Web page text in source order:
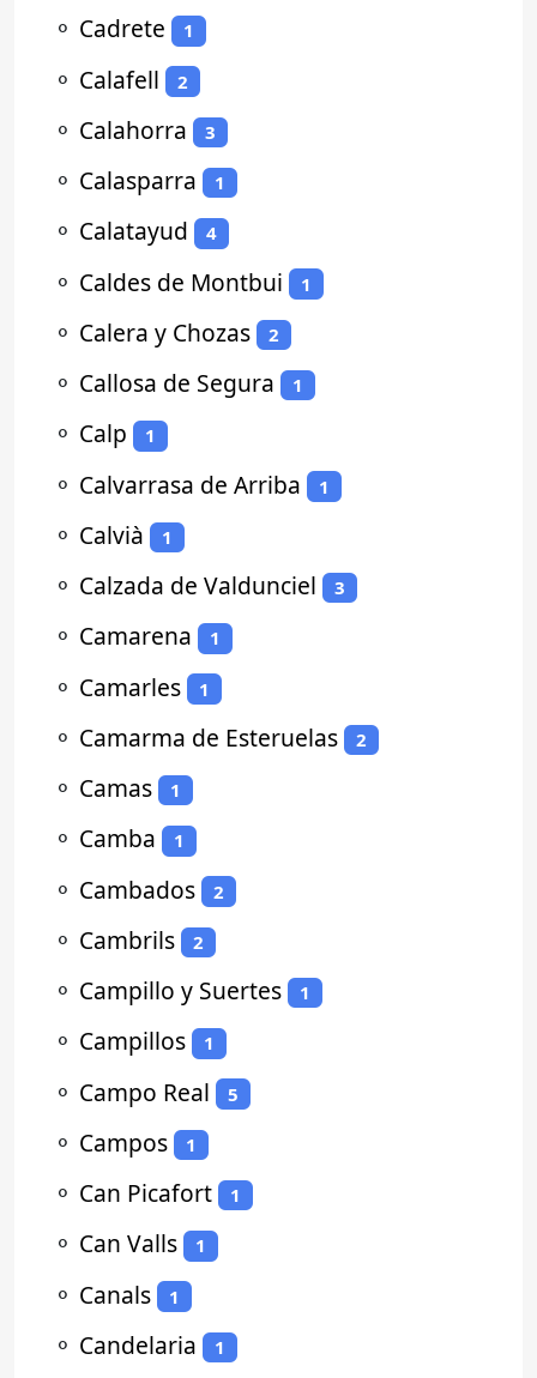
⚬ Cadrete 1
⚬ Calafell 2
⚬ Calahorra 3
⚬ Calasparra 1
⚬ Calatayud 4
⚬ Caldes de Montbui 1
⚬ Calera y Chozas 2
⚬ Callosa de Segura 1
⚬ Calp 1
⚬ Calvarrasa de Arriba 1
⚬ Calvià 1
⚬ Calzada de Valdunciel 3
⚬ Camarena 1
⚬ Camarles 1
⚬ Camarma de Esteruelas 2
⚬ Camas 1
⚬ Camba 1
⚬ Cambados 2
⚬ Cambrils 2
⚬ Campillo y Suertes 1
⚬ Campillos 1
⚬ Campo Real 5
⚬ Campos 1
⚬ Can Picafort 1
⚬ Can Valls 1
⚬ Canals 1
⚬ Candelaria 1